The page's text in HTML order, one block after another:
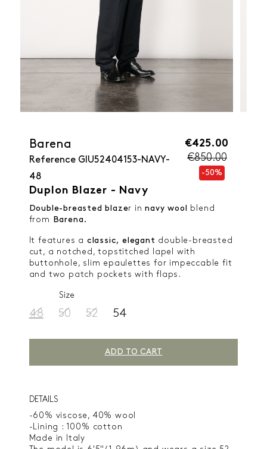
Barena
Reference GIU52404153-NAVY-
48
Duplon Blazer - Navy
€425.00
€850.00
-50%
Double-breasted blazer innavy wool
blend
from
Barena.
It features a classic, elegant double-breasted
cut, a notched, topstitched lapel with
buttonhole, slim epaulettes for impeccable fit
and two patch pockets with flaps.
Size
48 50 52 54
ADD TO CART
DETAILS
-60% viscose, 40% wool
-Lining : 100% cotton
Made in Italy